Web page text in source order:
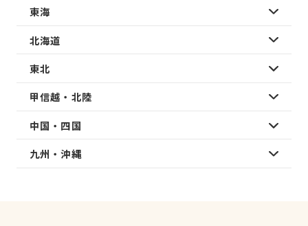
東海
北海道
東北
甲信越・北陸
中国・四国
九州・沖縄